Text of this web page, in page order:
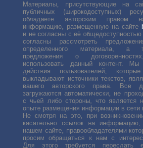
Материалы, присутствующие на
публичных (широкодоступных)
обладаете авторским правом
информацию, размещенную на сайте
и не согласны с её
согласны рассмотреть
определенного материала, а
предложения о
использовать данный контент.
действия пользователей,
выкладывают источники текстов,
вашего авторского права. Все
загружаются автоматически, не
с чьей либо стороны, что является
опыте размещения информации в сети
Не смотря на это, при
касательно ссылок на
нашем сайте, правообладателями
просим обращаться к нам с
Для этого требуется переслать